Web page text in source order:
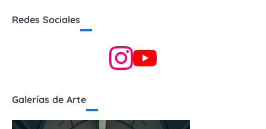
Redes Sociales
Galerías de Arte